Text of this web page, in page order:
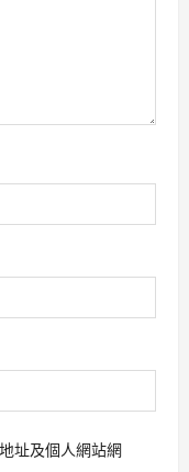
址及個人網站網